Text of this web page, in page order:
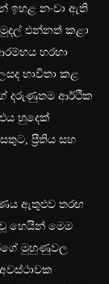
ඉහළ නංවා ඇති
එන්නත් කළා
හරහා
භාවිතා කළ
දරුණුතම ආර්ථික
හුදෙක්
ප්‍රීතිය සහ
ඇතුළුව තරඟ
හෙයින් මෙම
මුහුණුවල